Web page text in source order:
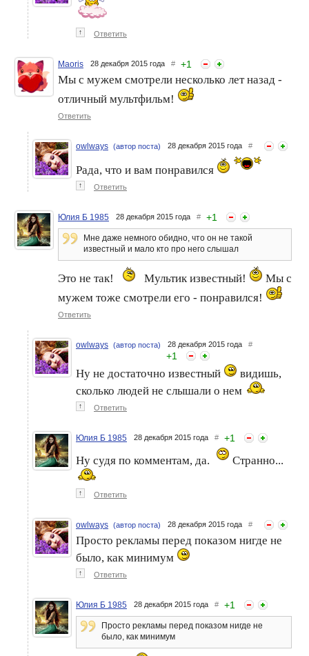
↑ Ответить
Maoris 28 декабря 2015 года # +1
Мы с мужем смотрели несколько лет назад -
отличный мультфильм!
Ответить
owlways (автор поста) 28 декабря 2015 года #
Рада, что и вам понравился
↑ Ответить
Юлия Б 1985 28 декабря 2015 года # +1
Мне даже немного обидно, что он не такой
известный и мало кто про него слышал
Это не так! Мультик известный!
Мы с
мужем тоже смотрели его - понравился!
Ответить
owlways (автор поста) 28 декабря 2015 года #
+1
Ну не достаточно известный
видишь,
сколько людей не слышали о нем
↑ Ответить
Юлия Б 1985 28 декабря 2015 года # +1
Ну судя по комментам, да. Странно...
↑ Ответить
owlways (автор поста) 28 декабря 2015 года #
Просто рекламы перед показом нигде не
было, как минимум
↑ Ответить
Юлия Б 1985 28 декабря 2015 года # +1
Просто рекламы перед показом нигде не
было, как минимум